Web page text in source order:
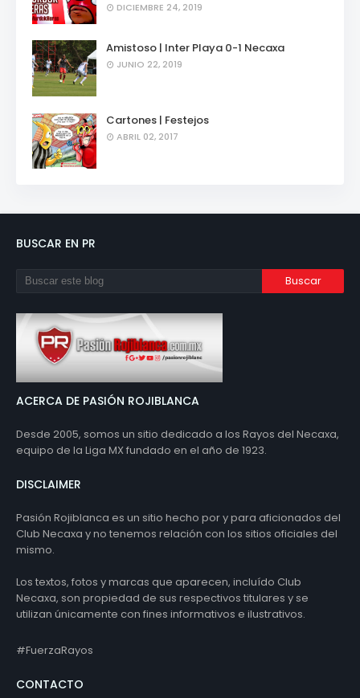
DICIEMBRE 24, 2019
Amistoso | Inter Playa 0-1 Necaxa
JUNIO 22, 2019
Cartones | Festejos
ABRIL 02, 2017
BUSCAR EN PR
ACERCA DE PASIÓN ROJIBLANCA
Desde 2005, somos un sitio dedicado a los Rayos del Necaxa,
equipo de la Liga MX fundado en el año de 1923.
DISCLAIMER
Pasión Rojiblanca es un sitio hecho por y para aficionados del
Club Necaxa y no tenemos relación con los sitios oficiales del
mismo.
Los textos, fotos y marcas que aparecen, incluído Club
Necaxa, son propiedad de sus respectivos titulares y se
utilizan únicamente con fines informativos e ilustrativos.
#FuerzaRayos
CONTACTO